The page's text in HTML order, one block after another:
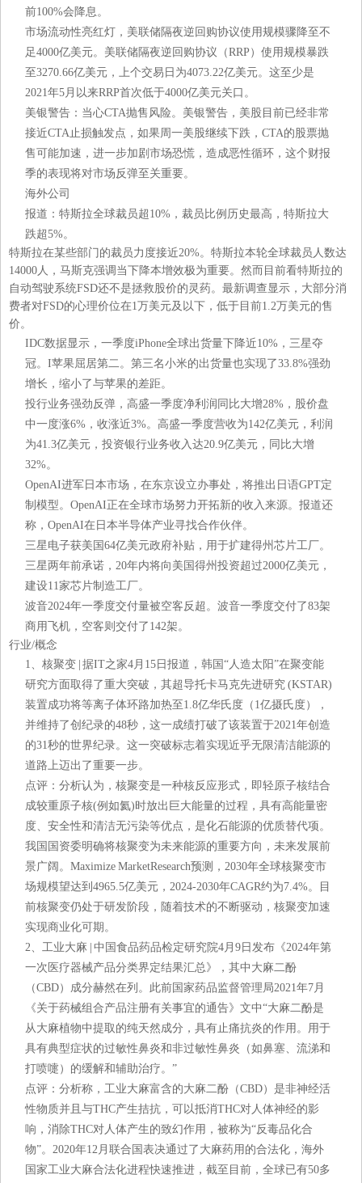
前100%会降息。
市场流动性亮红灯，美联储隔夜逆回购协议使用规模骤降至不
足4000亿美元。美联储隔夜逆回购协议（RRP）使用规模暴跌
至3270.66亿美元，上个交易日为4073.22亿美元。这至少是
2021年5月以来RRP首次低于4000亿美元关口。
美银警告：当心CTA抛售风险。美银警告，美股目前已经非常
接近CTA止损触发点，如果周一美股继续下跌，CTA的股票抛
售可能加速，进一步加剧市场恐慌，造成恶性循环，这个财报
季的表现将对市场反弹至关重要。
海外公司
报道：特斯拉全球裁员超10%，裁员比例历史最高，特斯拉大
跌超5%。
特斯拉在某些部门的裁员力度接近20%。特斯拉本轮全球裁员人数达
14000人，马斯克强调当下降本增效极为重要。然而目前看特斯拉的
自动驾驶系统FSD还不是拯救股价的灵药。最新调查显示，大部分消
费者对FSD的心理价位在1万美元及以下，低于目前1.2万美元的售
价。
IDC数据显示，一季度iPhone全球出货量下降近10%，三星夺
冠。I苹果屈居第二。第三名小米的出货量也实现了33.8%强劲
增长，缩小了与苹果的差距。
投行业务强劲反弹，高盛一季度净利润同比大增28%，股价盘
中一度涨6%，收涨近3%。高盛一季度营收为142亿美元，利润
为41.3亿美元，投资银行业务收入达20.9亿美元，同比大增
32%。
OpenAI进军日本市场，在东京设立办事处，将推出日语GPT定
制模型。OpenAI正在全球市场努力开拓新的收入来源。报道还
称，OpenAI在日本半导体产业寻找合作伙伴。
三星电子获美国64亿美元政府补贴，用于扩建得州芯片工厂。
三星两年前承诺，20年内将向美国得州投资超过2000亿美元，
建设11家芯片制造工厂。
波音2024年一季度交付量被空客反超。波音一季度交付了83架
商用飞机，空客则交付了142架。
行业/概念
1、核聚变 | 据IT之家4月15日报道，韩国“人造太阳”在聚变能
研究方面取得了重大突破，其超导托卡马克先进研究 (KSTAR)
装置成功将等离子体环路加热至1.8亿华氏度（1亿摄氏度），
并维持了创纪录的48秒，这一成绩打破了该装置于2021年创造
的31秒的世界纪录。这一突破标志着实现近乎无限清洁能源的
道路上迈出了重要一步。
点评：分析认为，核聚变是一种核反应形式，即轻原子核结合
成较重原子核(例如氦)时放出巨大能量的过程，具有高能量密
度、安全性和清洁无污染等优点，是化石能源的优质替代项。
我国国资委明确将核聚变为未来能源的重要方向，未来发展前
景广阔。Maximize MarketResearch预测，2030年全球核聚变市
场规模望达到4965.5亿美元，2024-2030年CAGR约为7.4%。目
前核聚变仍处于研发阶段，随着技术的不断驱动，核聚变加速
实现商业化可期。
2、工业大麻 | 中国食品药品检定研究院4月9日发布《2024年第
一次医疗器械产品分类界定结果汇总》，其中大麻二酚
（CBD）成分赫然在列。此前国家药品监督管理局2021年7月
《关于药械组合产品注册有关事宜的通告》文中“大麻二酚是
从大麻植物中提取的纯天然成分，具有止痛抗炎的作用。用于
具有典型症状的过敏性鼻炎和非过敏性鼻炎（如鼻塞、流涕和
打喷嚏）的缓解和辅助治疗。”
点评：分析称，工业大麻富含的大麻二酚（CBD）是非神经活
性物质并且与THC产生拮抗，可以抵消THC对人体神经的影
响，消除THC对人体产生的致幻作用，被称为“反毒品化合
物”。2020年12月联合国表决通过了大麻药用的合法化，海外
国家工业大麻合法化进程快速推进，截至目前，全球已有50多